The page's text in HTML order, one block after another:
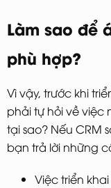
Làm sao để
phù hợp?
Vì vậy, trước khi
phải tự hỏi về việc
tại sao? Nếu CRM
bạn trả lời những
Việc triển